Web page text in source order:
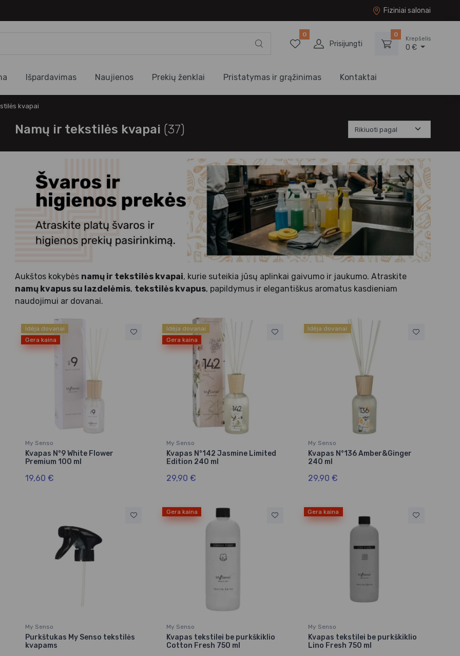
Fiziniai salonai
0
Prisijungti
0
Krepšelis
0 €
Išpardavimas Naujienos Prekių ženklai Pristatymas ir grąžinimas Kontaktai
kvapai
Namų ir tekstilės kvapai (37)
Aukštos kokybės namų ir tekstilės kvapai, kurie suteikia jūsų aplinkai gaivumo ir jaukumo. Atraskite
namų kvapus su lazdelėmis, tekstilės kvapus, papildymus ir elegantiškus aromatus kasdieniam
naudojimui ar dovanai.
Idėja dovanai
Gera kaina
My Senso
Kvapas N°9 White Flower
Premium 100 ml
19,60 €
Idėja dovanai
Gera kaina
My Senso
Kvapas N°142 Jasmine Limited
Edition 240 ml
29,90 €
Idėja dovanai
My Senso
Kvapas N°136 Amber&Ginger
240 ml
29,90 €
My Senso
Purkštukas My Senso tekstilės
kvapams
Gera kaina
My Senso
Kvapas tekstilei be purkškiklio
Cotton Fresh 750 ml
Gera kaina
My Senso
Kvapas tekstilei be purkškiklio
Lino Fresh 750 ml